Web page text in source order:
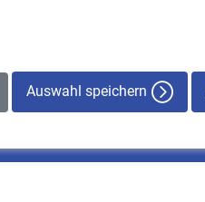
Auswahl speichern